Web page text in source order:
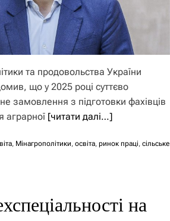
та продовольства України
що у 2025 році суттєво
замовлення з підготовки фахівців
аграрної [читати далі…]
, Мінагрополітики,освіта,ринок праці,сільське
на